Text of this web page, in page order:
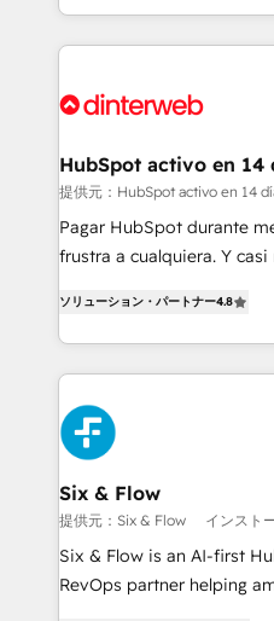
business more efficiently - Build stronger
relationships with customers - Make
more people - Get the most out of your HubSpot
growth. We modernise platforms, streamline
operations that are
supercharge revenue operations Key
Transformation / Web
Sales Consulting • Marketing
makes us different? 🚀 Top 0.5% of global HubSpot
agencies ⚙️ The strongest technical ability and
partners who will embed
business, processes and systems 🏢 We
complex use cases 🏆 CRM Implementation,
Platform Enablement,
Certified
HubSpot activo en 14
提供元：HubSpot activo en 14
Pagar HubSpot durante
frustra a cualquiera. Y casi
implementó. Trabajamos con un catálogo de +80
casos de uso: cada uno
concreto de tu operación
toma de 1 a 3 semanas
en paralelo cuando tiene
confirmamos resultados
Empiezas a ver resultados
mes. 🏆 HubSpot Partner of the Year 2022, máximo
reconocimiento del
Partner, el nivel más alto. +700 clientes
ソリューション・パートナー4.8
Six & Flow
提供元：Six & Flow インスト
Six & Flow is an AI-first
RevOps partner helping